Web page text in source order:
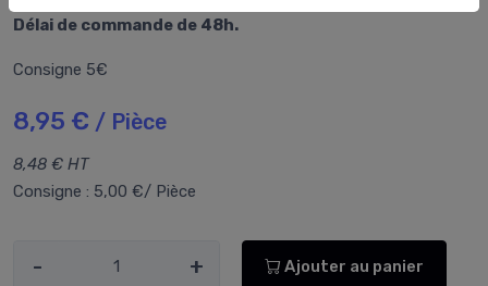
Délai de commande de 48h.
Consigne 5€
8,95 € / Pièce
8,48 € HT
Consigne : 5,00 €/ Pièce
- + Ajouter au panier